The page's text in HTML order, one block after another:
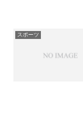
スポーツ